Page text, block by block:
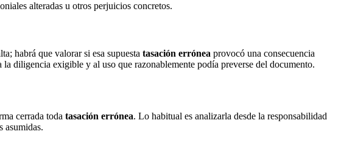
alteradas u otros perjuicios concretos.
habrá que valorar si esa supuesta tasación errónea provocó una consecuencia
diligencia exigible y al uso que razonablemente podía preverse del documento.
cerrada toda tasación errónea. Lo habitual es analizarla desde la responsabilidad
asumidas.